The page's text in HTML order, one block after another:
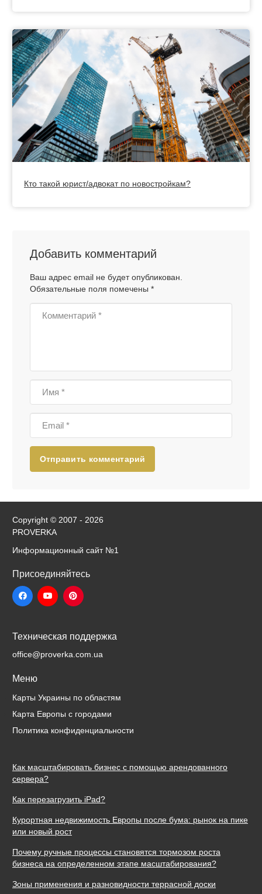
Кто такой юрист/адвокат по новостройкам?
Добавить комментарий
Ваш адрес email не будет опубликован.
Обязательные поля помечены *
Отправить комментарий
Copyright © 2007 - 2026
PROVERKA
Информационный сайт №1
Присоединяйтесь
Техническая поддержка
office@proverka.com.ua
Меню
Карты Украины по областям
Карта Европы с городами
Политика конфиденциальности
Как масштабировать бизнес с помощью арендованного
сервера?
Как перезагрузить iPad?
Курортная недвижимость Европы после бума: рынок на пике
или новый рост
Почему ручные процессы становятся тормозом роста
бизнеса на определенном этапе масштабирования?
Зоны применения и разновидности террасной доски